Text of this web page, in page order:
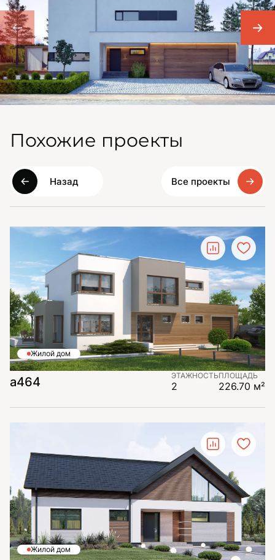
Похожие проекты
Назад Все проекты
Жилой дом
а464 ЭТАЖНОСТЬ
2
ПЛОЩАДЬ
226.70 м²
Жилой дом